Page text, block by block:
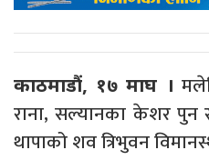
काठमाडौं, १७ माघ ।
राना, सल्यानका केशर पुन
थापाको शव त्रिभुवन